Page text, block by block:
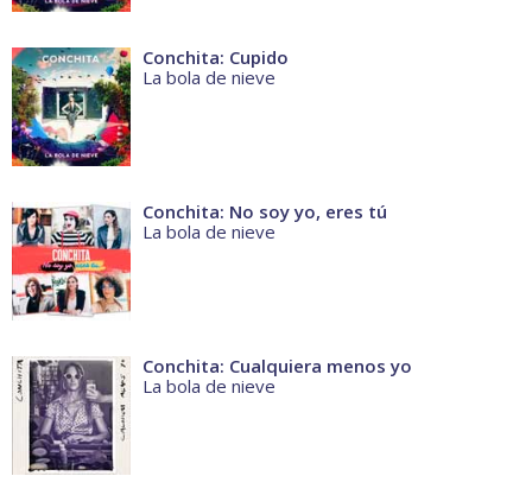
Conchita: Cupido
La bola de nieve
Conchita: No soy yo, eres tú
La bola de nieve
Conchita: Cualquiera menos yo
La bola de nieve